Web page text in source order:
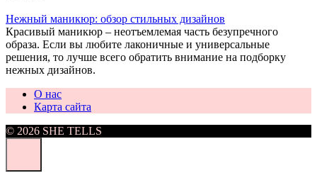
Нежный маникюр: обзор стильных дизайнов
Красивый маникюр – неотъемлемая часть безупречного
образа. Если вы любите лаконичные и универсальные
решения, то лучше всего обратить внимание на подборку
нежных дизайнов.
О нас
Карта сайта
© 2026 SHE TELLS